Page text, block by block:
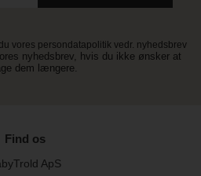
vores persondatapolitik vedr. nyhedsbrev
nyhedsbrev, hvis du ikke ønsker at
dem længere.
Find os
ApS